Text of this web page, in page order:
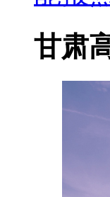
甘肃